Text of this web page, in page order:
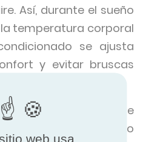
Así, durante el sueño
temperatura corporal
se ajusta
y evitar bruscas
necesidades de
durante el día o
web usa